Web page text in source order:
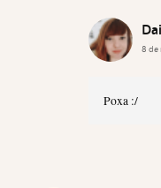
8 de
Poxa :/